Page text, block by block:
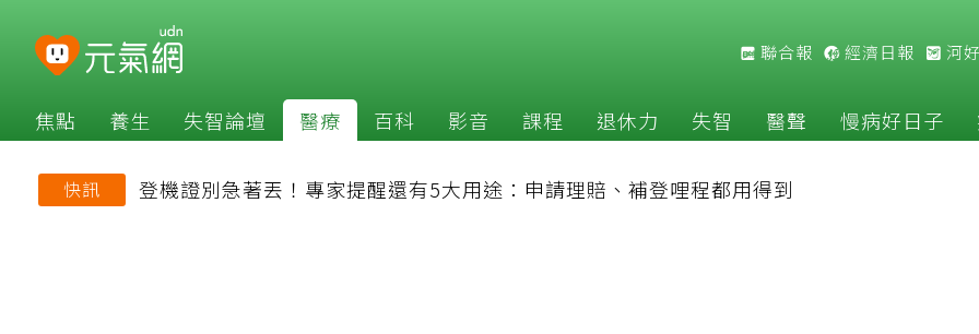
聯合報 經濟日報 河
焦點 養生 失智論壇 醫療 百科 影音 課程 退休力 失智 醫聲 慢病好日子
快訊 登機證別急著丟！專家提醒還有5大用途：申請理賠、補登哩程都用得到